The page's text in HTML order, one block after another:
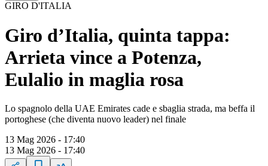
GIRO D'ITALIA
Giro d’Italia, quinta tappa:
Arrieta vince a Potenza,
Eulalio in maglia rosa
Lo spagnolo della UAE Emirates cade e sbaglia strada, ma beffa il
portoghese (che diventa nuovo leader) nel finale
13 Mag 2026 - 17:40
13 Mag 2026 - 17:40